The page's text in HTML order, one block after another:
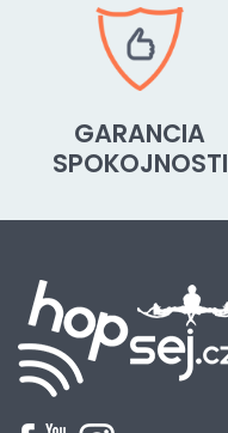
GARANCIA
SPOKOJNOSTI